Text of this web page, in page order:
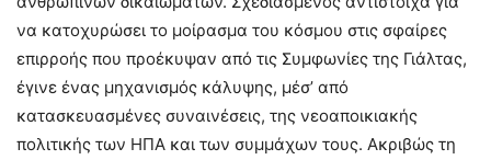
να κατοχυρώσει το μοίρασμα του κόσμου στις σφαίρες
επιρροής που προέκυψαν από τις Συμφωνίες της Γιάλτας,
έγινε ένας μηχανισμός κάλυψης, μέσ’ από
κατασκευασμένες συναινέσεις, της νεοαποικιακής
πολιτικής των ΗΠΑ και των συμμάχων τους. Ακριβώς τη